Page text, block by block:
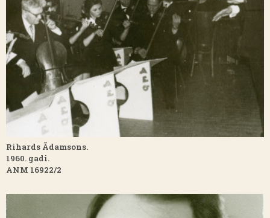
Rihards Ādamsons.
1960. gadi.
ANM 16922/2